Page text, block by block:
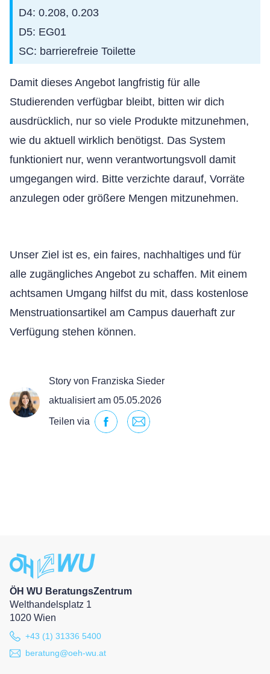
D4: 0.208, 0.203
D5: EG01
SC: barrierefreie Toilette
Damit dieses Angebot langfristig für alle
Studierenden verfügbar bleibt, bitten wir dich
ausdrücklich, nur so viele Produkte mitzunehmen,
wie du aktuell wirklich benötigst. Das System
funktioniert nur, wenn verantwortungsvoll damit
umgegangen wird. Bitte verzichte darauf, Vorräte
anzulegen oder größere Mengen mitzunehmen.
Unser Ziel ist es, ein faires, nachhaltiges und für
alle zugängliches Angebot zu schaffen. Mit einem
achtsamen Umgang hilfst du mit, dass kostenlose
Menstruationsartikel am Campus dauerhaft zur
Verfügung stehen können.
Story von Franziska Sieder
aktualisiert am 05.05.2026
Teilen via
ÖH WU BeratungsZentrum
Welthandelsplatz 1
1020 Wien
+43 (1) 31336 5400
beratung@oeh-wu.at